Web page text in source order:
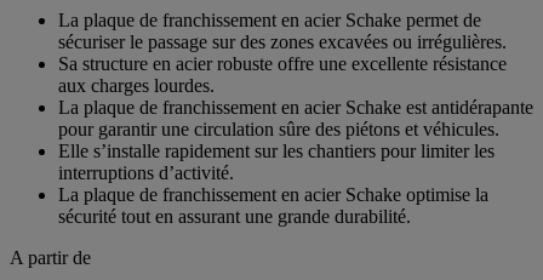
étoiles.
La plaque de franchissement en acier Schake permet de
sécuriser le passage sur des zones excavées ou irrégulières.
Sa structure en acier robuste offre une excellente résistance
aux charges lourdes.
La plaque de franchissement en acier Schake est antidérapante
pour garantir une circulation sûre des piétons et véhicules.
Elle s’installe rapidement sur les chantiers pour limiter les
interruptions d’activité.
La plaque de franchissement en acier Schake optimise la
sécurité tout en assurant une grande durabilité.
A partir de